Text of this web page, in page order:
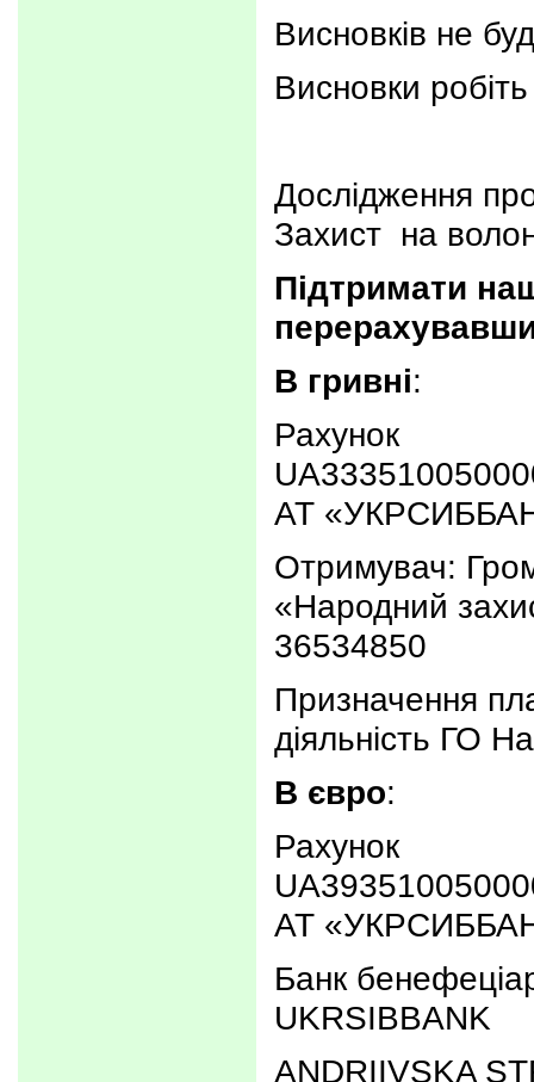
Висновків не
Висновки
Дослідження
Захист на
Підтримати
В гривні:
Рахунок
АТ
Отримувач:
«Народний
36534850
Призначення
діяльність ГО
В євро:
Рахунок
АТ
Банк
UKRSIBBANK
ANDRIIVSKA